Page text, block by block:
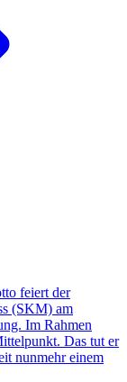
feiert der
(SKM) am
Im Rahmen
Das tut er
nunmehr einem